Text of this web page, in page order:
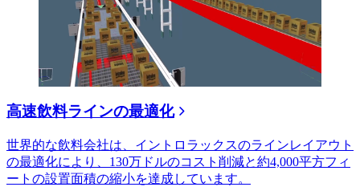
高速飲料ラインの最適化
世界的な飲料会社は、イントロラックスのラインレイアウト
の最適化により、130万ドルのコスト削減と約4,000平方フィ
ートの設置面積の縮小を達成しています。